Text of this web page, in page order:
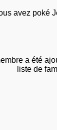
avez poké
a été
liste de